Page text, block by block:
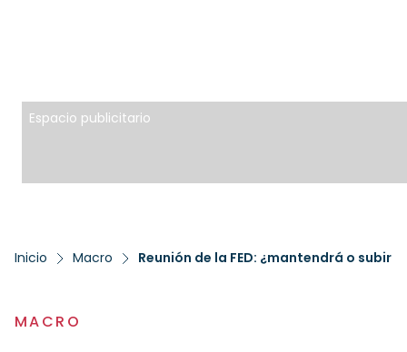
Espacio publicitario
Inicio Macro Reunión de la FED: ¿mantendrá o
MACRO